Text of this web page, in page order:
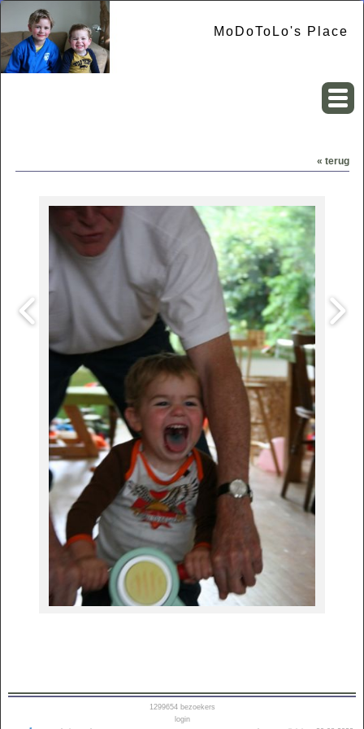
MoDoToLo's Place
« terug
1299654bezoekers
login